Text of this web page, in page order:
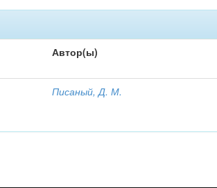
Автор(ы)
Писаный, Д. М.